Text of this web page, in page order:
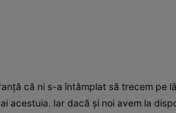
că ni s-a întâmplat să trecem pe
acestuia. Iar dacă și noi avem la